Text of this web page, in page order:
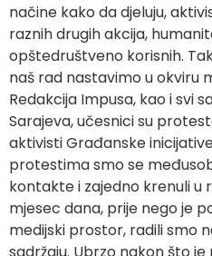
načine kako da djeluju,
raznih drugih akcija,
opštedruštveno korisnih.
naš rad nastavimo u okviru
Redakcija Impusa, kao i svi
Sarajeva, učesnici su
aktivisti Građanske
protestima smo se
kontakte i zajedno krenuli u
mjesec dana, prije nego je
medijski prostor, radili smo